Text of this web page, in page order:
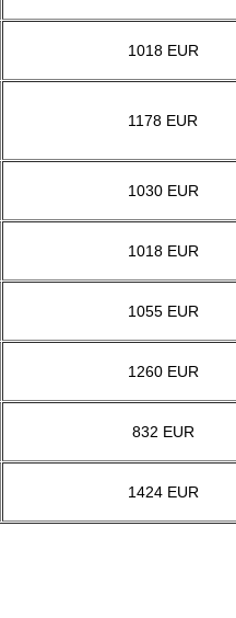
1018 EUR
1178 EUR
1030 EUR
1018 EUR
1055 EUR
1260 EUR
832 EUR
1424 EUR